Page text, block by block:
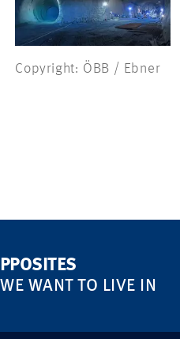
Copyright: ÖBB / Ebner
WANT TO LIVE IN